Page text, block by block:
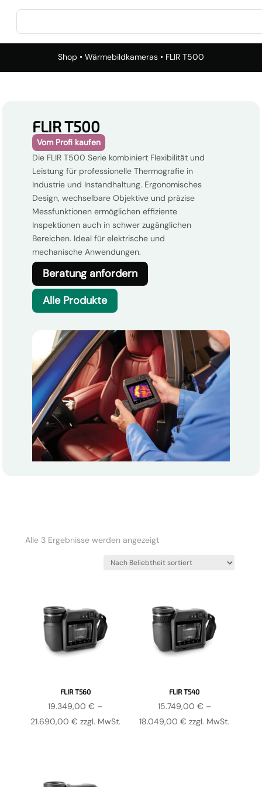
Shop • Wärmebildkameras• FLIR T500
FLIR T500
Vom Profi kaufen
Die FLIR T500 Serie kombiniert Flexibilität und
Leistung für professionelle Thermografie in
Industrie und Instandhaltung. Ergonomisches
Design, wechselbare Objektive und präzise
Messfunktionen ermöglichen effiziente
Inspektionen auch in schwer zugänglichen
Bereichen. Ideal für elektrische und
mechanische Anwendungen.
Beratung anfordern
Alle Produkte
Alle 3 Ergebnisse werden angezeigtNach
sortiert
FLIR T560
19.349,00€ –
21.690,00 €Preisspanne:
zzgl. MwSt.
FLIR T540
15.749,00 € –
18.049,00€ Preisspanne:
zzgl. MwSt.